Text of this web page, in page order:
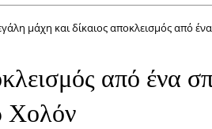
μάχη και δίκαιος αποκλεισμός από
από ένα
Χολόν